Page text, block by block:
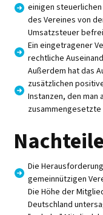
einigen
des Vereines von
Umsatzsteuer
Ein eingetragener
rechtliche
Außerdem hat das
zusätzlichen
Instanzen, den man
Nachteile
Die
gemeinnützigen
Die Höhe der
Deutschland